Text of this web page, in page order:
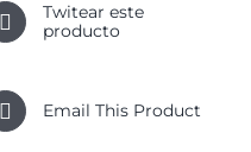
Twitear este
producto
Email This Product